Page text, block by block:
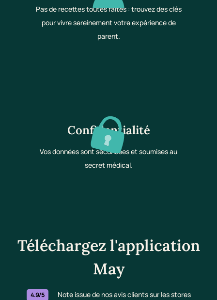
Pas de recettes toutes faites : trouvez des clés
pour vivre sereinement votre expérience de
parent.
Confidentialité
Vos données sont sécurisées et soumises au
secret médical.
Téléchargez l'application
May
4.9/5 Note issue de nos avis clients sur les stores